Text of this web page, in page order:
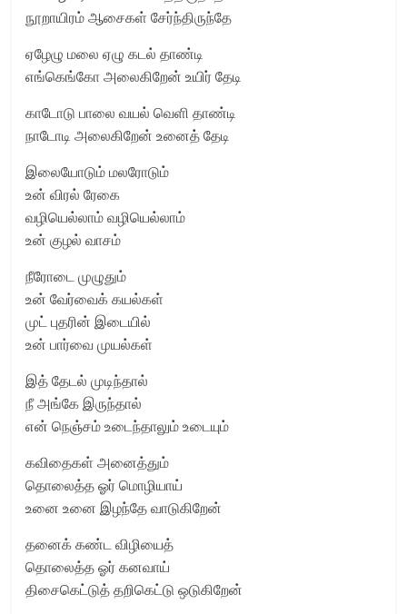
நூறாயிரம் ஆசைகள் சேர்ந்திருந்தே
ஏழேழு மலை ஏழு கடல் தாண்டி
எங்கெங்கோ அலைகிறேன் உயிர் தேடி
காடோடு பாலை வயல் வெளி தாண்டி
நாடோடி அலைகிறேன் உனைத் தேடி
இலையோடும் மலரோடும்
உன் விரல் ரேகை
வழியெல்லாம் வழியெல்லாம்
உன் குழல் வாசம்
நீரோடை முழுதும்
உன் வேர்வைக் கயல்கள்
முட் புதரின் இடையில்
உன் பார்வை முயல்கள்
இத் தேடல் முடிந்தால்
நீ அங்கே இருந்தால்
என் நெஞ்சம் உடைந்தாலும் உடையும்
கவிதைகள் அனைத்தும்
தொலைத்த ஓர் மொழியாய்
உனை உனை இழந்தே வாடுகிறேன்
தனைக் கண்ட விழியைத்
தொலைத்த ஓர் கனவாய்
திசைகெட்டுத் தறிகெட்டு ஒடுகிறேன்